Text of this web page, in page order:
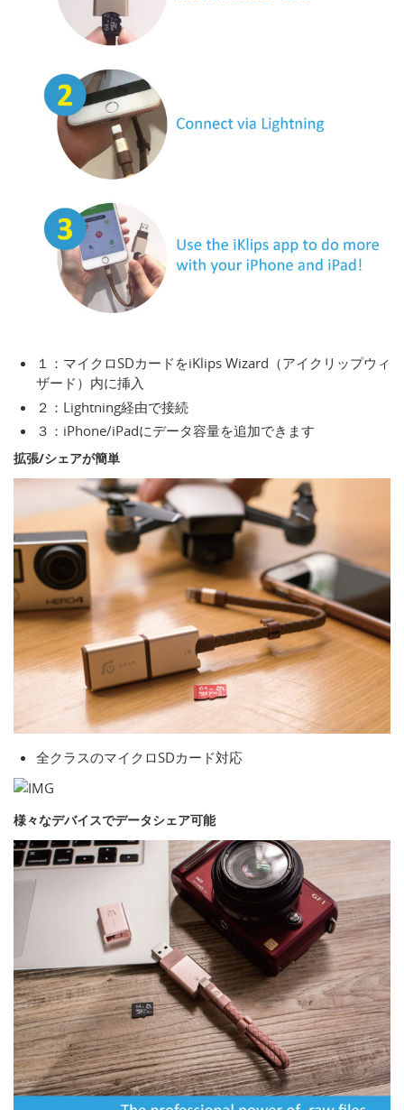
１：マイクロSDカードをiKlips Wizard（アイクリップウィ
ザード）内に挿入
２：Lightning経由で接続
３：iPhone/iPadにデータ容量を追加できます
拡張/シェアが簡単
全クラスのマイクロSDカード対応
様々なデバイスでデータシェア可能